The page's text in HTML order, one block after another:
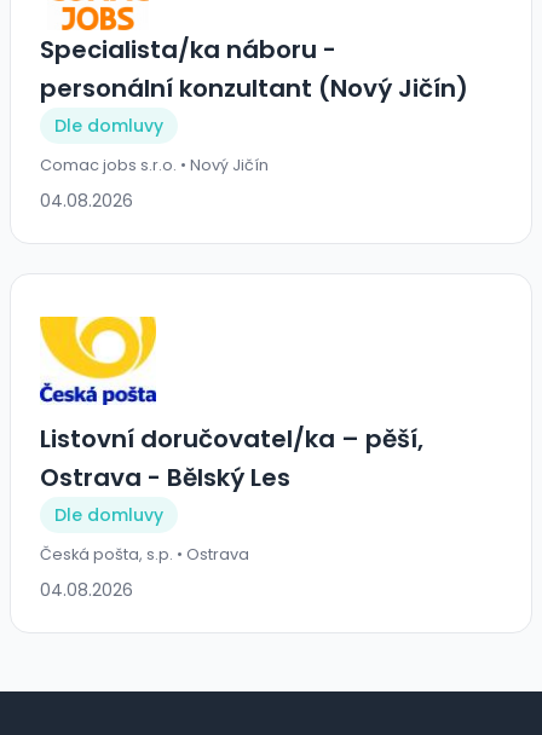
Specialista/ka náboru -
personální konzultant (Nový Jičín)
Dle domluvy
Comac jobs s.r.o. • Nový Jičín
04.08.2026
Listovní doručovatel/ka – pěší,
Ostrava - Bělský Les
Dle domluvy
Česká pošta, s.p. • Ostrava
04.08.2026